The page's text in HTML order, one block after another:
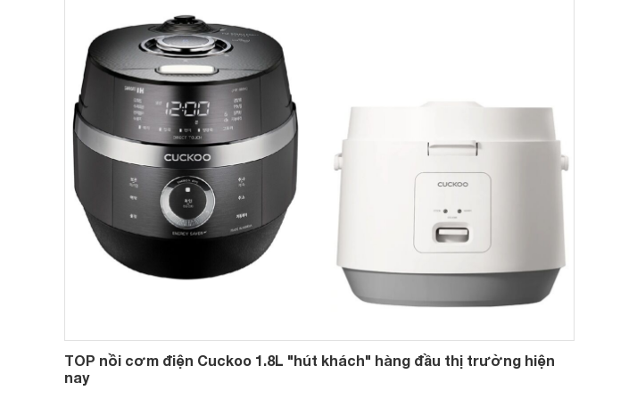
TOP nồi cơm điện Cuckoo 1.8L "hút khách" hàng đầu thị trường hiện
nay